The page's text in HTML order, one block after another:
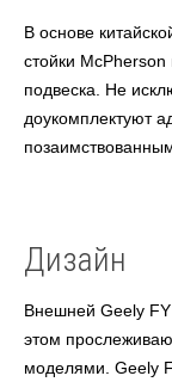
В основе
стойки McPherson
подвеска. Не
доукомплектуют
Дизайн
Внешней Geely
этом
моделями. Geely